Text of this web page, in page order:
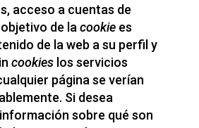
acceso a cuentas de
de la cookiees
de la web a su perfil y
cookieslos servicios
página se verían
Si desea
sobre qué son